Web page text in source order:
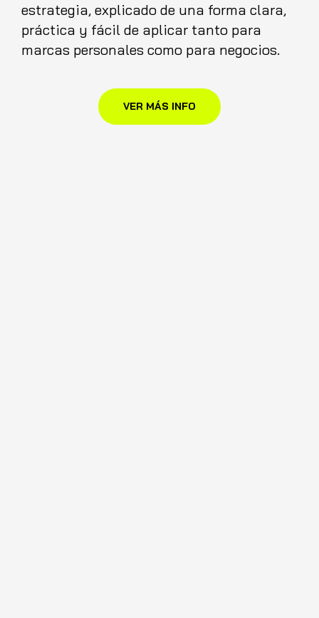
estrategia, explicado de una forma clara,
práctica y fácil de aplicar tanto para
marcas personales como para negocios.
VER MÁS INFO